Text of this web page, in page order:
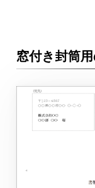
窓付き封筒